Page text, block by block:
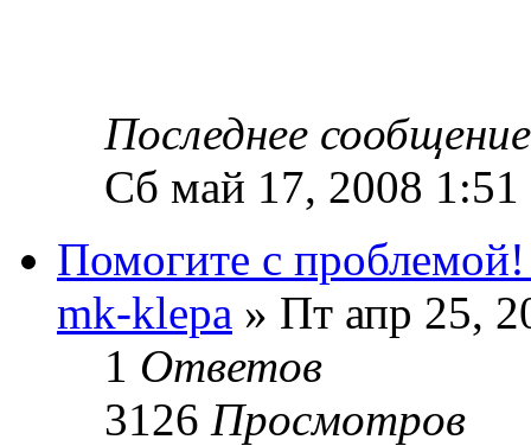
Последнее
Сб май 17, 2008 1:51
Помогите с
mk-klepa » Пт апр 25,
1 Ответов
3126 Просмотров